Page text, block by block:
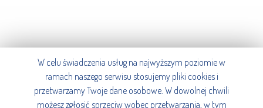
© AgioFunds TFI S.A., 2016.
Wszystkie prawa zastrzeżone.
W celu świadczenia usług na najwyższym poziomie w
ramach naszego serwisu stosujemy pliki cookies i
przetwarzamy Twoje dane osobowe. W dowolnej chwili
możesz zgłosić sprzeciw wobec przetwarzania, w tym